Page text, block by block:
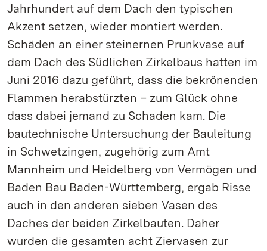
Jahrhundert auf dem Dach den typischen
Akzent setzen, wieder montiert werden.
Schäden an einer steinernen Prunkvase auf
dem Dach des Südlichen Zirkelbaus hatten im
Juni 2016 dazu geführt, dass die bekrönenden
Flammen herabstürzten – zum Glück ohne
dass dabei jemand zu Schaden kam. Die
bautechnische Untersuchung der Bauleitung
in Schwetzingen, zugehörig zum Amt
Mannheim und Heidelberg von Vermögen und
Baden Bau Baden-Württemberg, ergab Risse
auch in den anderen sieben Vasen des
Daches der beiden Zirkelbauten. Daher
wurden die gesamten acht Ziervasen zur